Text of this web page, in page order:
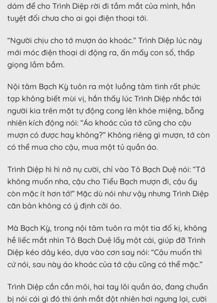
dám để cho Trình Diệp rời đi tầm mắt của mình, hắn
tuyệt đối chưa cho ai gọi điện thoại tới.
“Người chịu cho tớ mượn áo khoác.” Trình Diệp lúc này
mới móc điện thoại di động ra, ấn mấy con số, thấp
giọng lầm bầm.
Nội tâm Bạch Kỳ tuôn ra một luồng tâm tình rất phức
tạp không biết mùi vị, hắn thấy lúc Trình Diệp nhắc tới
người kia trên mặt tự động cong lên khóe miệng, bỗng
nhiên kích động nói: “Áo khoác của tớ cũng cho cậu
mượn có được hay không?” Không riêng gì mượn, tớ còn
có thể mua cho cậu, mua một tủ quần áo.
Trình Diệp hì hì nở nụ cười, chỉ vào Tô Bạch Duệ nói: “Tớ
không muốn nha, cậu cho Tiểu Bạch mượn đi, cậu ấy
còn mặc ít hơn tớ!” Mặc dù nói như vậy nhưng Trình Diệp
căn bản không có ý định cởi áo.
Mà Bạch Kỳ, trong nội tâm tuôn ra một tia đố kị, không
hề liếc mắt nhìn Tô Bạch Duệ lấy một cái, giúp đỡ Trình
Diệp kéo dây kéo, dựa vào cơn say nói: “Cậu muốn thì
cứ nói, sau này áo khoác của tớ cậu cũng có thể mặc.”
Trình Diệp cắn cắn môi, hai tay lôi quần áo, đang chuẩn
bị nói cái gì đó thì ánh mắt đột nhiên hơi ngưng lại, cười